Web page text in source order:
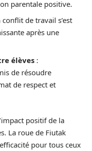
parentale positive.
conflit de travail s’est
après une
élèves :
de résoudre
de respect et
positif de la
La roue de Fiutak
pour tous ceux